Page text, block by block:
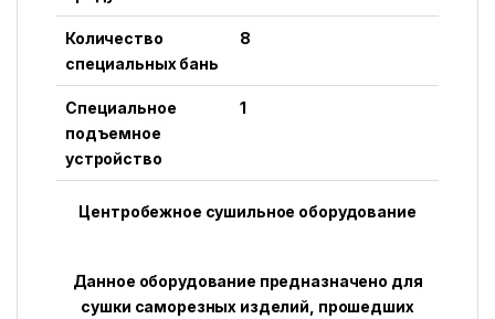
Количество
специальных бань
8
Специальное
подъемное
устройство
1
Центробежное сушильное оборудование
Данное оборудование предназначено для
сушки саморезных изделий, прошедших